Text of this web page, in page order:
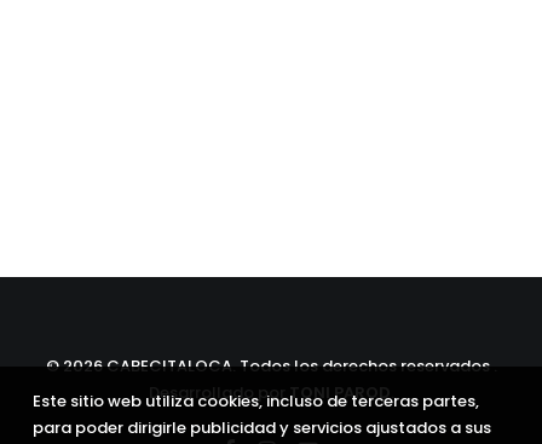
© 2026 CABECITALOCA. Todos los derechos reservados .
Desarrollado porTONI PAROD.
Este sitio web utiliza cookies, incluso de terceras partes,
para poder dirigirle publicidad y servicios ajustados a sus